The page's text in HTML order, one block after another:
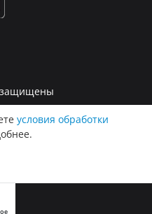
защищены
данных
условия обработки